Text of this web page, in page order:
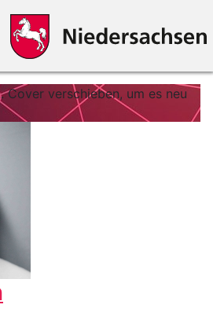
Cover verschieben, um es neu